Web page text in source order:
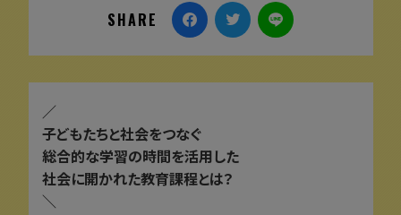
SHARE
／
子どもたちと社会をつなぐ
総合的な学習の時間を活用した
社会に開かれた教育課程とは？
＼